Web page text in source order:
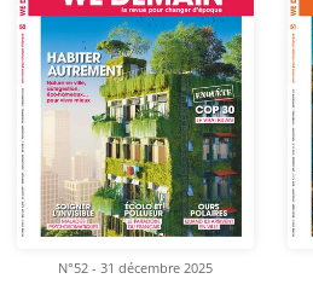
N°52 - 31 décembre 2025